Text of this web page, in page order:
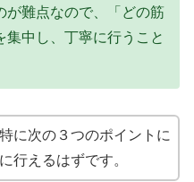
が難点なので、「どの筋
集中し、丁寧に行うこと
に次の３つのポイントに
行えるはずです。